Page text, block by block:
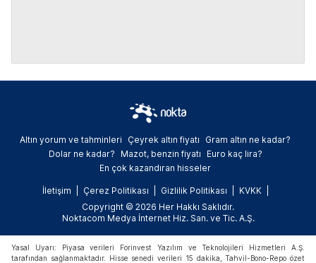
Altın yorum ve tahminleri Çeyrek altın fiyatı
Gram altın ne kadar?
Dolar ne kadar?
Mazot, benzin fiyatı
Euro kaç lira?
En çok kazandıran hisseler
İletişim Çerez Politikası Gizlilik Politikası
KVKK
Copyright © 2026 Her Hakkı Saklıdır.
Noktacom Medya İnternet Hiz. San. ve Tic. A.Ş.
Yasal Uyarı: Piyasa verileri Forinvest Yazılım ve Teknolojileri Hizmetleri A.Ş.
tarafından sağlanmaktadır. Hisse senedi verileri 15 dakika, Tahvil-Bono-Repo özet